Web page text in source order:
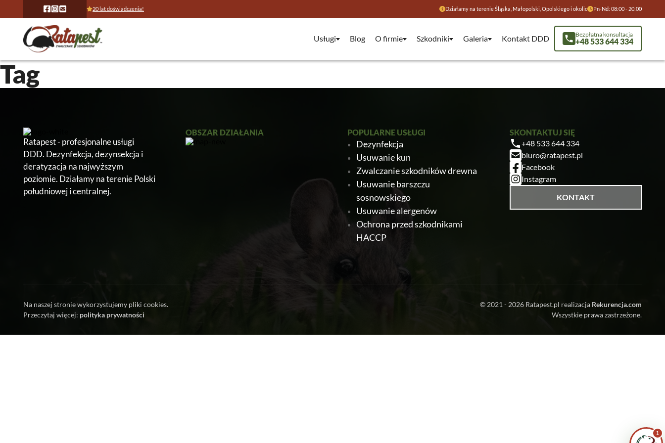
20 lat doświadczenia! Działamy na terenie Śląska, Małopolski, Opolskiego i okolic Pn-Nd: 08:00 - 20:00
Usługi Blog O firmie Szkodniki Galeria Kontakt DDD Bezpłatna konsultacja
+48 533 644 334
Tag
Zrobiłem/am już coś sam/a przed zabiegiem
1
Ratapest - profesjonalne usługi
DDD. Dezynfekcja, dezynsekcja i
deratyzacja na najwyższym
poziomie. Działamy na terenie Polski
południowej i centralnej.
OBSZAR DZIAŁANIA POPULARNE USŁUGI
Dezynfekcja
Usuwanie kun
Zwalczanie szkodników drewna
Usuwanie barszczu
sosnowskiego
Usuwanie alergenów
Ochrona przed szkodnikami
HACCP
SKONTAKTUJ SIĘ
+48 533 644 334
biuro@ratapest.pl
Facebook
Instagram
KONTAKT
Na naszej stronie wykorzystujemy pliki cookies.
Przeczytaj więcej: polityka prywatności
© 2021 - 2026 Ratapest.pl realizacja Rekurencja.com
Wszystkie prawa zastrzeżone.